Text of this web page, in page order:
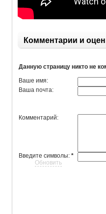
Комментарии и
Данную страницу никто не
Ваше имя:
Ваша почта:
Комментарий:
Введите символы:*
Обновить